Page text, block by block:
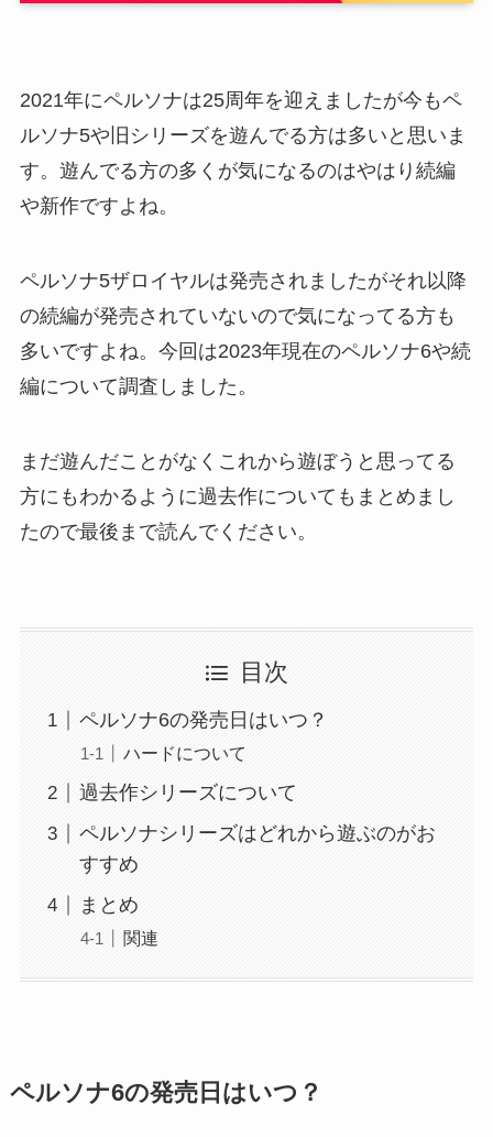
2021年にペルソナは25周年を迎えましたが今もペ
ルソナ5や旧シリーズを遊んでる方は多いと思いま
す。遊んでる方の多くが気になるのはやはり続編
や新作ですよね。
ペルソナ5ザロイヤルは発売されましたがそれ以降
の続編が発売されていないので気になってる方も
多いですよね。今回は2023年現在のペルソナ6や続
編について調査しました。
まだ遊んだことがなくこれから遊ぼうと思ってる
方にもわかるように過去作についてもまとめまし
たので最後まで読んでください。
目次
ペルソナ6の発売日はいつ？
ハードについて
過去作シリーズについて
ペルソナシリーズはどれから遊ぶのがお
すすめ
まとめ
関連
ペルソナ6の発売日はいつ？